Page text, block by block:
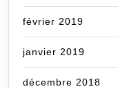
février 2019
janvier 2019
décembre 2018